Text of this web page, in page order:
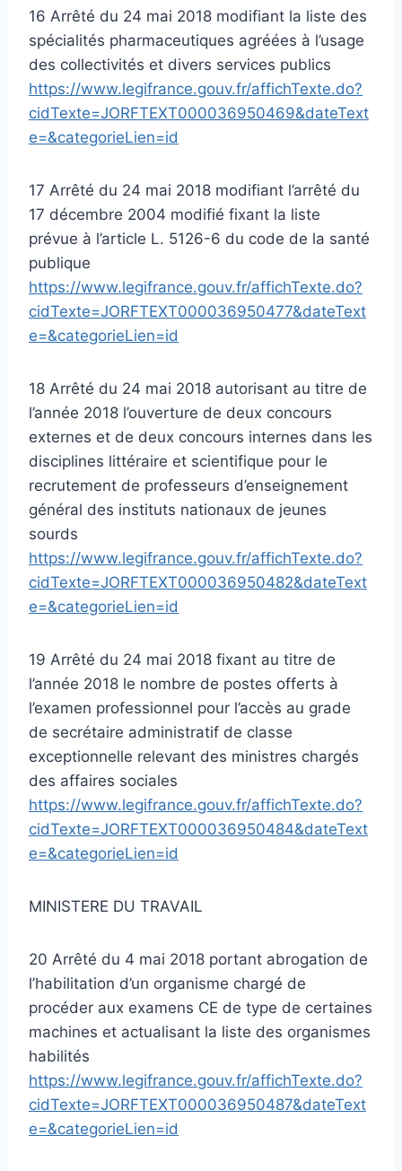
16 Arrêté du 24 mai 2018 modifiant la liste des
spécialités pharmaceutiques agréées à l’usage
des collectivités et divers services publics
https://www.legifrance.gouv.fr/affichTexte.do?
cidTexte=JORFTEXT000036950469&dateText
e=&categorieLien=id
17 Arrêté du 24 mai 2018 modifiant l’arrêté du
17 décembre 2004 modifié fixant la liste
prévue à l’article L. 5126-6 du code de la santé
publique
https://www.legifrance.gouv.fr/affichTexte.do?
cidTexte=JORFTEXT000036950477&dateText
e=&categorieLien=id
18 Arrêté du 24 mai 2018 autorisant au titre de
l’année 2018 l’ouverture de deux concours
externes et de deux concours internes dans les
disciplines littéraire et scientifique pour le
recrutement de professeurs d’enseignement
général des instituts nationaux de jeunes
sourds
https://www.legifrance.gouv.fr/affichTexte.do?
cidTexte=JORFTEXT000036950482&dateText
e=&categorieLien=id
19 Arrêté du 24 mai 2018 fixant au titre de
l’année 2018 le nombre de postes offerts à
l’examen professionnel pour l’accès au grade
de secrétaire administratif de classe
exceptionnelle relevant des ministres chargés
des affaires sociales
https://www.legifrance.gouv.fr/affichTexte.do?
cidTexte=JORFTEXT000036950484&dateText
e=&categorieLien=id
MINISTERE DU TRAVAIL
20 Arrêté du 4 mai 2018 portant abrogation de
l’habilitation d’un organisme chargé de
procéder aux examens CE de type de certaines
machines et actualisant la liste des organismes
habilités
https://www.legifrance.gouv.fr/affichTexte.do?
cidTexte=JORFTEXT000036950487&dateText
e=&categorieLien=id